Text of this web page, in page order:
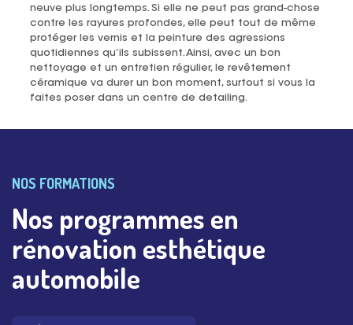
neuve plus longtemps. Si elle ne peut pas grand-chose
contre les rayures profondes, elle peut tout de même
protéger les vernis et la peinture des agressions
quotidiennes qu’ils subissent. Ainsi, avec un bon
nettoyage et un entretien régulier, le revêtement
céramique va durer un bon moment, surtout si vous la
faites poser dans un centre de detailing.
NOS FORMATIONS
Nos programmes en
rénovation esthétique
automobile